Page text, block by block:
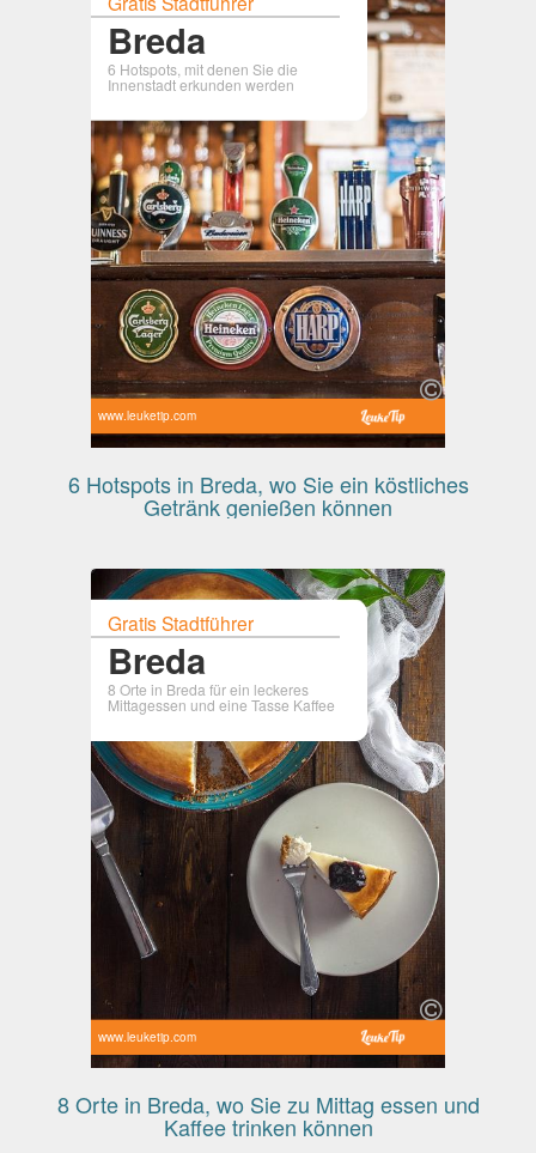
Breda
6 Hotspots, mit denen Sie die
Innenstadt erkunden werden
www.leuketip.com
6 Hotspots in Breda, wo Sie ein köstliches
Getränk genießen können
Gratis Stadtführer
Breda
8 Orte in Breda für ein leckeres
Mittagessen und eine Tasse Kaffee
www.leuketip.com
8 Orte in Breda, wo Sie zu Mittag essen und
Kaffee trinken können